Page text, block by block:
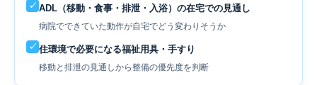
✓ ADL（移動・食事・排泄・入浴）の在宅での見通し
病院でできていた動作が自宅でどう変わりそうか
✓ 住環境で必要になる福祉用具・手すり
移動と排泄の見通しから整備の優先度を判断